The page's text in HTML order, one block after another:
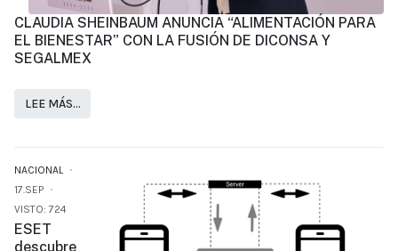
CLAUDIA SHEINBAUM ANUNCIA “ALIMENTACIÓN PARA
EL BIENESTAR” CON LA FUSIÓN DE DICONSA Y
SEGALMEX
LEE MÁS…
NACIONAL
17.SEP
VISTO: 724
ESET
descubre